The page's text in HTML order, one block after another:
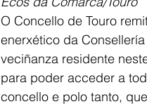
O Concello de Touro
enerxético da
veciñanza residente
para poder acceder a
concello e polo tanto,